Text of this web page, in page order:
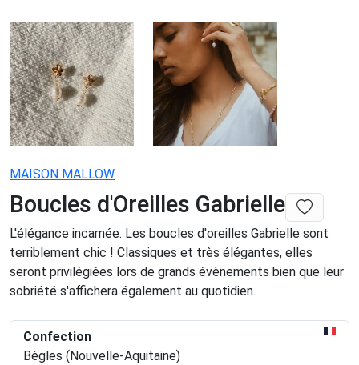
MAISON MALLOW
Boucles d'Oreilles Gabrielle
L'élégance incarnée. Les boucles d'oreilles Gabrielle sont
terriblement chic ! Classiques et très élégantes, elles
seront privilégiées lors de grands évènements bien que leur
sobriété s'affichera également au quotidien.
Confection
Bègles (Nouvelle-Aquitaine)